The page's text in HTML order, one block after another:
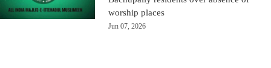
worship places
Jun 07, 2026